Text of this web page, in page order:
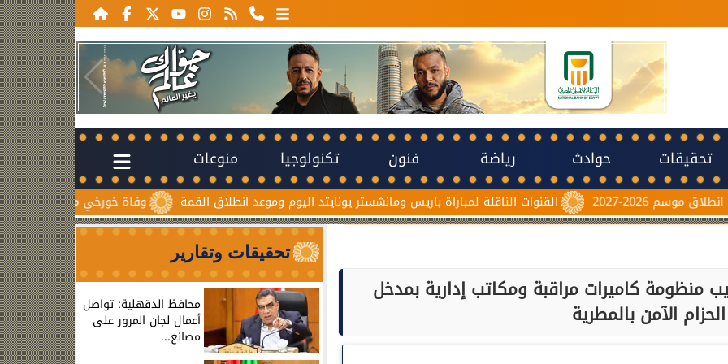
تحقيقات حوادث رياضة فنون تكنولوجيا منوعات
وفاة خورخي ميسي والد نجم الأرجنتين القنوات الناقلة لمباراة باريس ومانشستر يونايتد اليوم وموعد انطلاق القمة
منظومة كاميرات مراقبة ومكاتب إدارية بمدخل
الآمن بالمطرية
تحقيقات وتقارير
محافظ الدقهلية: تواصل
أعمال لجان المرور على
مصانع...